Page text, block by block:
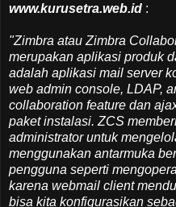
www.kurusetra.web.id :
"Zimbra atau Zimbra
merupakan aplikasi produk
adalah aplikasi mail server
web admin console, LDAP,
collaboration feature dan
paket instalasi. ZCS
administrator untuk
menggunakan antarmuka
pengguna seperti
karena webmail client
bisa kita konfigurasikan